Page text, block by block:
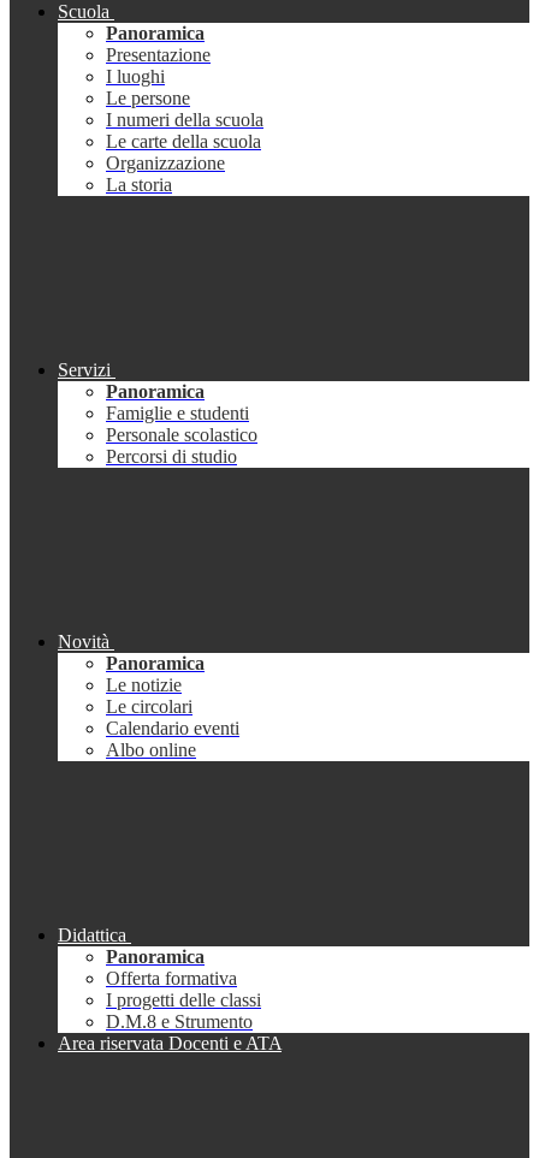
Scuola
Panoramica
Presentazione
I luoghi
Le persone
I numeri della scuola
Le carte della scuola
Organizzazione
La storia
Servizi
Panoramica
Famiglie e studenti
Personale scolastico
Percorsi di studio
Novità
Panoramica
Le notizie
Le circolari
Calendario eventi
Albo online
Didattica
Panoramica
Offerta formativa
I progetti delle classi
D.M.8 e Strumento
Area riservata Docenti e ATA